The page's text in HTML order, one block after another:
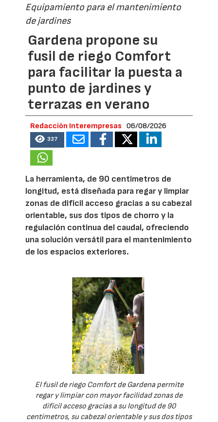
Equipamiento para el mantenimiento
de jardines
Gardena propone su
fusil de riego Comfort
para facilitar la puesta a
punto de jardines y
terrazas en verano
Redacción Interempresas 06/08/2026
337
La herramienta, de 90 centímetros de
longitud, está diseñada para regar y limpiar
zonas de difícil acceso gracias a su cabezal
orientable, sus dos tipos de chorro y la
regulación continua del caudal, ofreciendo
una solución versátil para el mantenimiento
de los espacios exteriores.
El fusil de riego Comfort de Gardena permite
regar y limpiar con mayor facilidad zonas de
difícil acceso gracias a su longitud de 90
centímetros, su cabezal orientable y sus dos tipos